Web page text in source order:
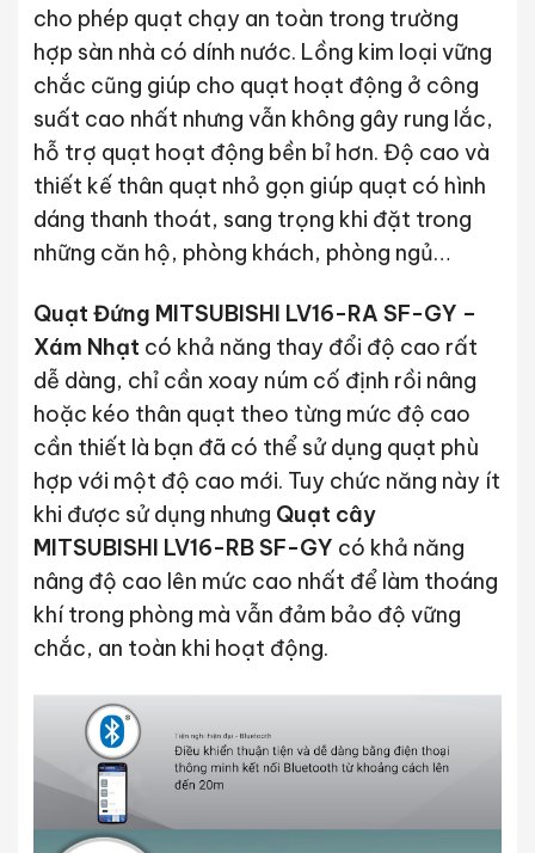
cho phép quạt chạy an toàn trong trường
hợp sàn nhà có dính nước. Lồng kim loại vững
chắc cũng giúp cho quạt hoạt động ở công
suất cao nhất nhưng vẫn không gây rung lắc,
hỗ trợ quạt hoạt động bền bỉ hơn. Độ cao và
thiết kế thân quạt nhỏ gọn giúp quạt có hình
dáng thanh thoát, sang trọng khi đặt trong
những căn hộ, phòng khách, phòng ngủ…
Quạt Đứng MITSUBISHI LV16-RA SF-GY –
Xám Nhạt có khả năng thay đổi độ cao rất
dễ dàng, chỉ cần xoay núm cố định rồi nâng
hoặc kéo thân quạt theo từng mức độ cao
cần thiết là bạn đã có thể sử dụng quạt phù
hợp với một độ cao mới. Tuy chức năng này ít
khi được sử dụng nhưng Quạt cây
MITSUBISHI LV16-RB SF-GY có khả năng
nâng độ cao lên mức cao nhất để làm thoáng
khí trong phòng mà vẫn đảm bảo độ vững
chắc, an toàn khi hoạt động.